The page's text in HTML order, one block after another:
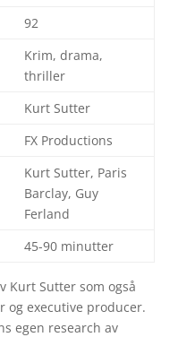
92
Krim, drama,
thriller
Kurt Sutter
FX Productions
Kurt Sutter, Paris
Barclay, Guy
Ferland
45-90 minutter
Kurt Sutter som også
og executive producer.
egen research av